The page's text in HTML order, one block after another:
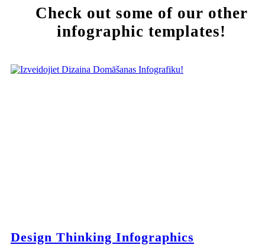
Check out some of our other
infographic templates!
Design Thinking Infographics